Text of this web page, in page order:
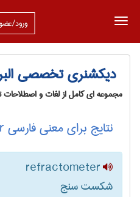
ورود/
دیکشنری تخصصی
مجموعه ای کامل از لغات و
نتایج برای معنی فارسی refractometer
refractometer
شکست سنج